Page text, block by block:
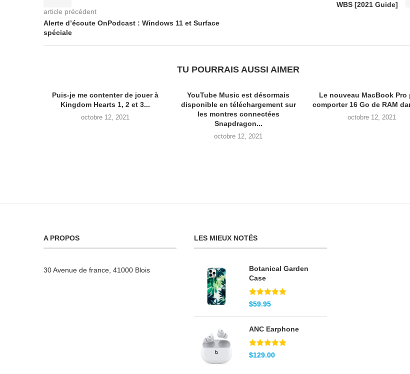
article précédent
Alerte d’écoute OnPodcast : Windows 11 et Surface
spéciale
WBS [2021 Guide]
TU POURRAIS AUSSI AIMER
Puis-je me contenter de jouer à
Kingdom Hearts 1, 2 et 3...
octobre 12, 2021
YouTube Music est désormais
disponible en téléchargement sur
les montres connectées
Snapdragon...
octobre 12, 2021
Le nouveau MacBook Pro
comporter 16 Go de RAM
octobre 12, 2021
A PROPOS
30 Avenue de france, 41000 Blois
LES MIEUX NOTÉS
Botanical Garden
Case
Note5.00
sur 5
$59.95
ANC Earphone
Note5.00
sur 5
$129.00